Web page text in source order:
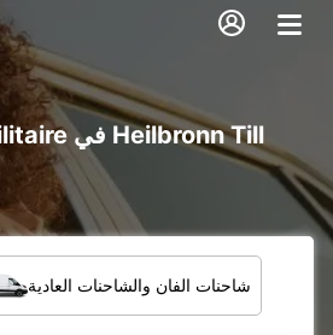
شاحنات الفان والشاحنات العادية